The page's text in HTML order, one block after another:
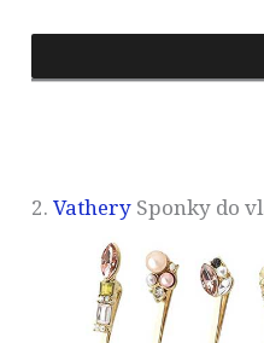
2. Vathery Sponky do